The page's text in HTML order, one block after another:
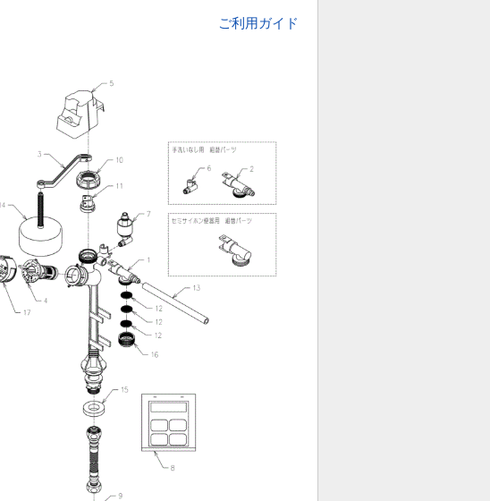
ご利用ガイド